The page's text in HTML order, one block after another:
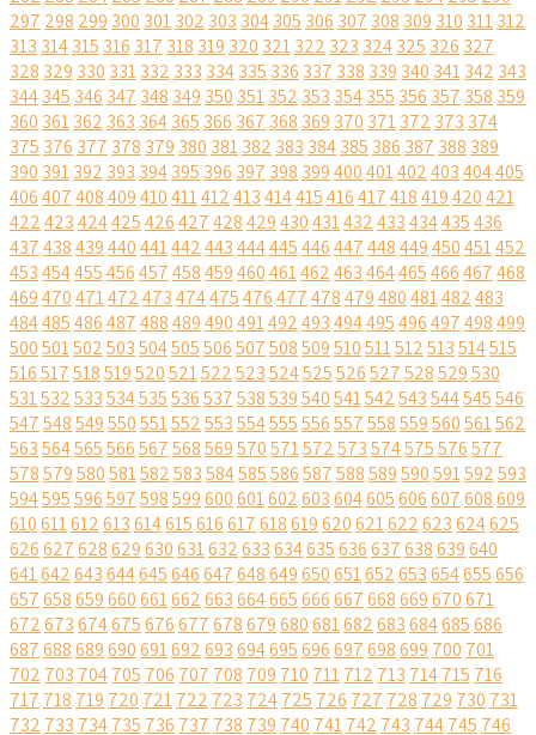
297 298 299 300 301302 303 304305 306 307 308 309 310 311312
313 314315 316 317 318 319 320 321322 323 324325 326 327
328 329 330 331332 333 334335 336 337 338 339 340 341342 343
344345 346 347 348 349 350 351352 353 354355 356 357 358 359
360 361362 363 364365 366 367 368 369 370 371372 373 374
375 376 377 378 379 380 381382 383 384385 386 387 388 389
390 391392 393 394395 396 397 398 399400401402403404405
406407408409410411412413414415416417418419420421
422423424425426427428429430431432433434435436
437438439440441442443444445446447448449450451452
453454455456457458459460461462463464465466467468
469470471472473474475476477478479480481482483
484485486487488489490491492493494495496497498499
500501502503504505506507508509510511512513514515
516517518519520521522523524525526527528529530
531532533534535536537538539540541542543544545546
547548549550551552553554555556557558559560561562
563564565566567568569570571572573574575576577
578579580581582583584585586587588589590591592593
594595596597598599600601602603604605606607608609
610611612613614615616617618619620621622623624625
626627628629630631632633634635636637638639640
641642643644645646647648649650651652653654655656
657658659660661662663664665666667668669670671
672673674675676677678679680681682683684685686
687688689690691692693694695696697698699 700 701
702 703 704705 706 707 708 709 710 711712 713 714715 716
717 718 719 720 721722 723 724725 726 727 728 729 730 731
732 733 734735 736 737 738 739 740 741742 743 744745 746